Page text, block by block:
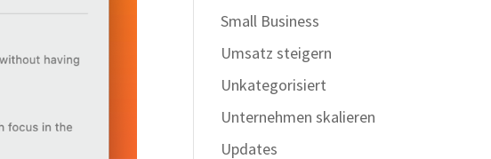
Small Business
Umsatz steigern
Unkategorisiert
Unternehmen skalieren
Updates